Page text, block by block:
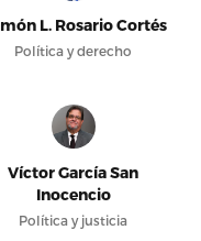
L. Rosario Cortés
Política y derecho
Víctor García San
Inocencio
Política y justicia